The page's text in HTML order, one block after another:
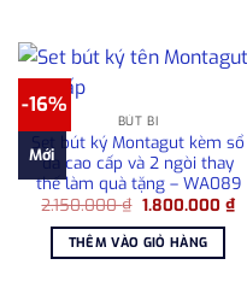
-16%
Mới
BÚT BI
Set bút ký Montagut kèm sổ
da cao cấp và 2 ngòi thay
thế làm quà tặng – WA089
2.150.000₫ Giá
là:
2.150.000 ₫.
1.800.000 ₫Giá
THÊM VÀO GIỎ HÀNG